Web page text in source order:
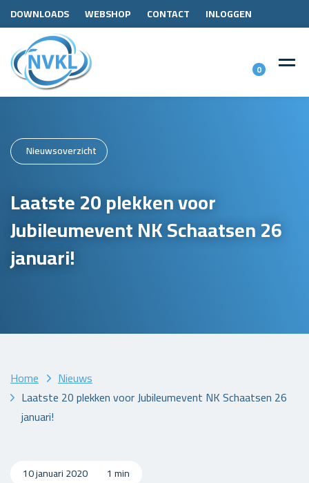
DOWNLOADS WEBSHOP CONTACT INLOGGEN
0
Nieuwsoverzicht
Laatste 20 plekken voor
Jubileumevent NK Schaatsen 26
januari!
Home
Nieuws
Laatste 20 plekken voor Jubileumevent NK Schaatsen 26
januari!
10 januari 2020 1 min